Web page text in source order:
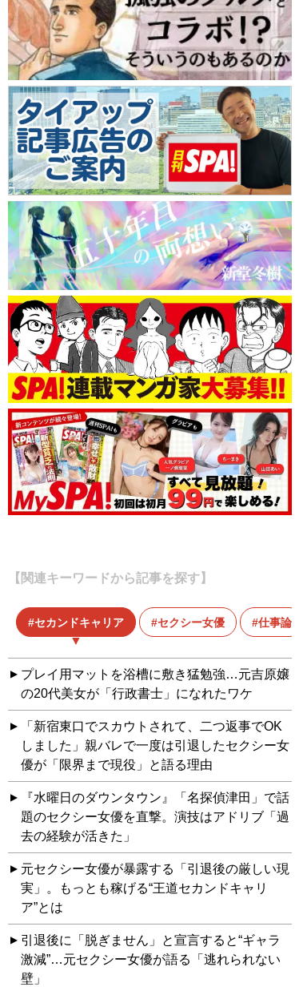
【関連キーワードから記事を探す】
セカンドキャリア セクシー女優 仕事論
プレイ用マットを浴槽に敷き猛勉強…元吉原嬢
の20代美女が「行政書士」になれたワケ
「新宿東口でスカウトされて、二つ返事でOK
しました」親バレで一度は引退したセクシー女
優が「限界まで現役」と語る理由
『水曜日のダウンタウン』「名探偵津田」で話
題のセクシー女優を直撃。演技はアドリブ「過
去の経験が活きた」
元セクシー女優が暴露する「引退後の厳しい現
実」。もっとも稼げる“王道セカンドキャリ
ア”とは
引退後に「脱ぎません」と宣言すると“ギャラ
激減”…元セクシー女優が語る「逃れられない
壁」